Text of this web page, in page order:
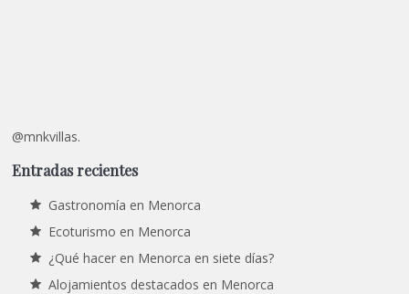
@mnkvillas.
Entradas recientes
Gastronomía en Menorca
Ecoturismo en Menorca
¿Qué hacer en Menorca en siete días?
Alojamientos destacados en Menorca